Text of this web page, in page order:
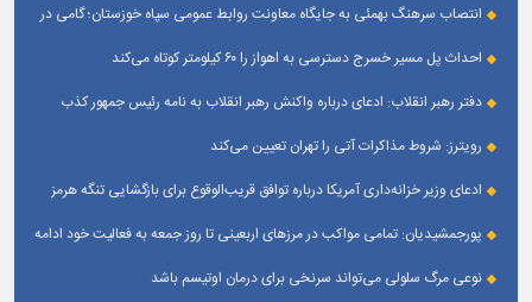
انتصاب سرهنگ بهمئی به جایگاه معاونت روابط عمومی سپاه خوزستان؛ گامی در
احداث پل مسیر خسرج دسترسی به اهواز را ۶۰ کیلومتر کوتاه می‌کند
دفتر رهبر انقلاب: ادعای درباره واکنش رهبر انقلاب به نامه رئیس جمهور کذب
رویترز: شروط مذاکرات آتی را تهران تعیین می‌کند
ادعای وزیر خزانه‌داری آمریکا درباره توافق قریب‌الوقوع برای بازگشایی تنگه هرمز
پورجمشیدیان: تمامی مواکب در مرزهای اربعینی تا روز جمعه به فعالیت خود ادامه
نوعی مرگ سلولی می‌تواند سرنخی برای درمان اوتیسم باشد